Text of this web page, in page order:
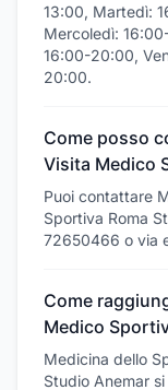
13:00, Martedì:
Mercoledì:
16:00-20:00,
20:00.
Come posso
Visita Medico
Puoi contattare
Sportiva Roma
72650466 o via
Come
Medico
Medicina dello
Studio Anemar